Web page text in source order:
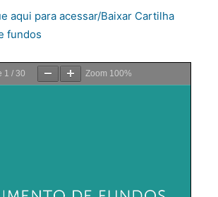
aqui para acessar/Baixar Cartilha
fundos
1 / 30 Zoom 100%